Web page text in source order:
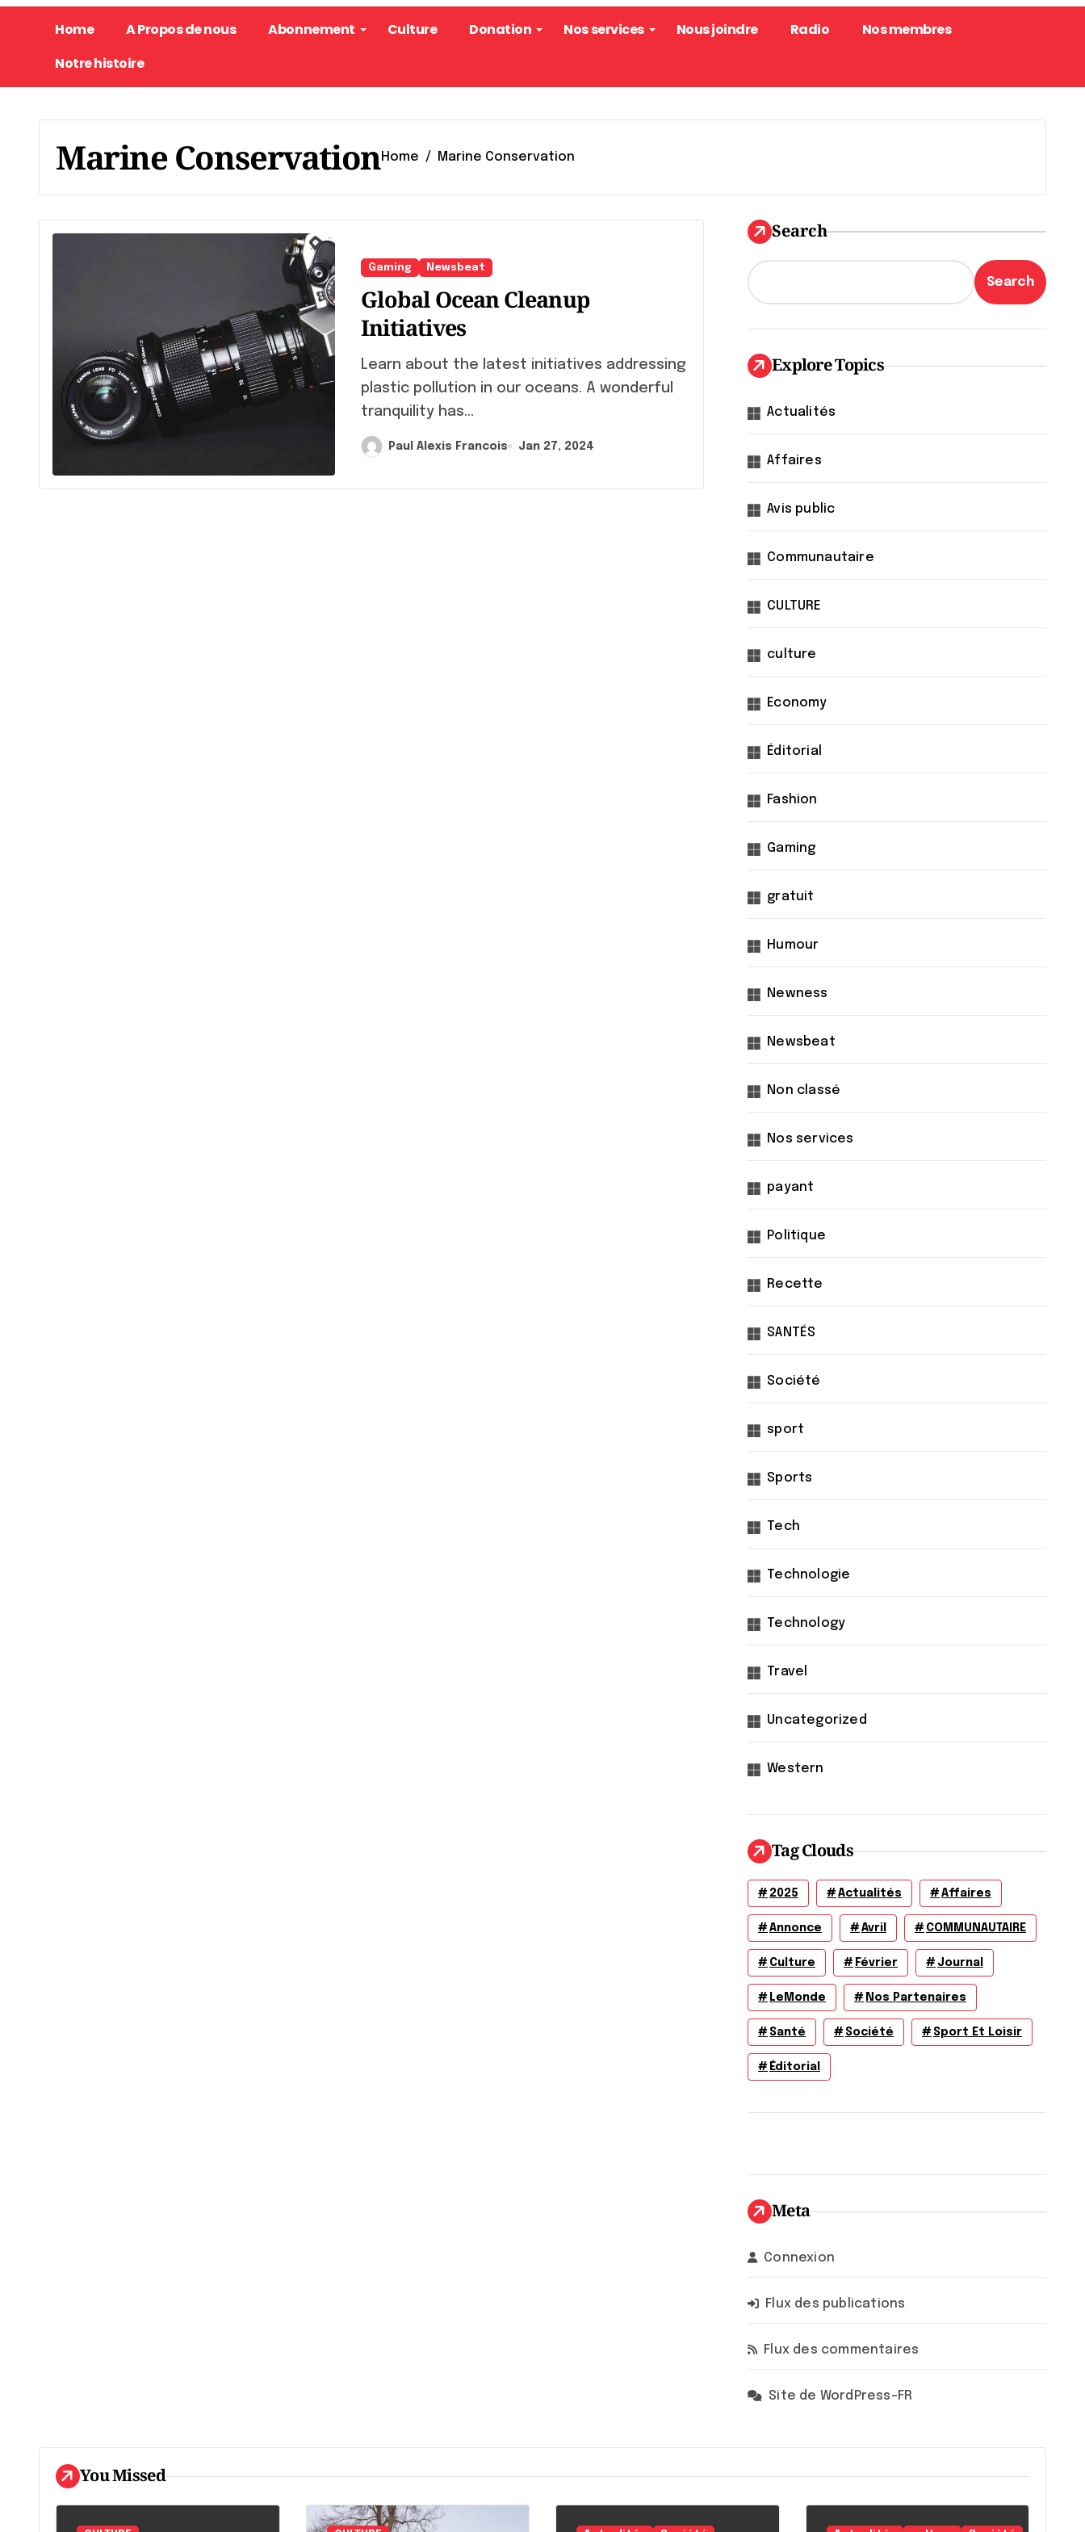
Home A Propos de nous Abonnement Culture Donation Nos services Nous joindre Radio
Nos membres
Notre histoire
Marine ConservationHome Marine Conservation
Gaming Newsbeat
Global Ocean Cleanup
Initiatives
Learn about the latest initiatives addressing
plastic pollution in our oceans. A wonderful
tranquility has...
Paul Alexis Francois Jan 27, 2024
Search
Search
Explore Topics
Actualités
Affaires
Avis public
Communautaire
CULTURE
culture
Economy
Éditorial
Fashion
Gaming
gratuit
Humour
Newness
Newsbeat
Non classé
Nos services
payant
Politique
Recette
SANTÉS
Société
sport
Sports
Tech
Technologie
Technology
Travel
Uncategorized
Western
Tag Clouds
2025 Actualités Affaires
Annonce Avril COMMUNAUTAIRE
Culture Février Journal
LeMonde Nos Partenaires
Santé Société Sport Et Loisir
Éditorial
Meta
Connexion
Flux des publications
Flux des commentaires
Site de WordPress-FR
You Missed